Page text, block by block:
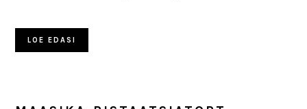
LOE EDASI